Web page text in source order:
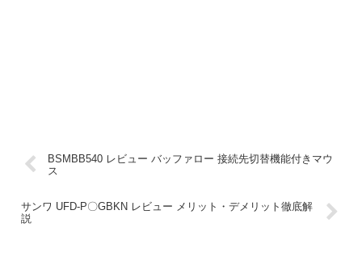
BSMBB540 レビュー バッファロー 接続先切替機能付きマウ
ス
サンワ UFD-P〇GBKN レビュー メリット・デメリット徹底解
説